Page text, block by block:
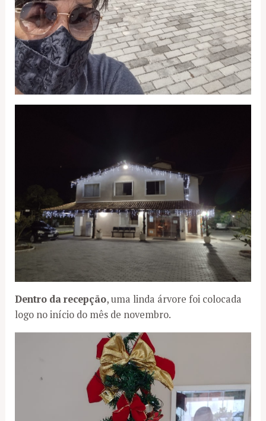
Dentro da recepção, uma linda árvore foi colocada
logo no início do mês de novembro.